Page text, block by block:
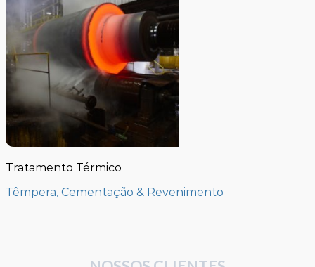
Tratamento Térmico
Têmpera, Cementação & Revenimento